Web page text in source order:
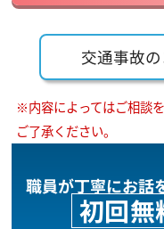
交通事故
※内容によってはご相談
ご了承ください。
職員が丁寧にお話
初回無